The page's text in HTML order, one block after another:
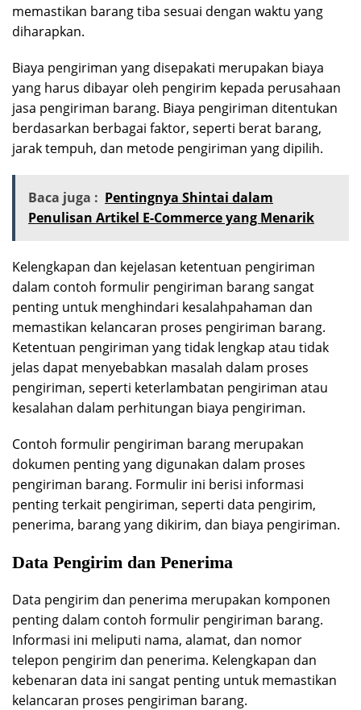
memastikan barang tiba sesuai dengan waktu yang
diharapkan.
Biaya pengiriman yang disepakati merupakan biaya
yang harus dibayar oleh pengirim kepada perusahaan
jasa pengiriman barang. Biaya pengiriman ditentukan
berdasarkan berbagai faktor, seperti berat barang,
jarak tempuh, dan metode pengiriman yang dipilih.
Baca juga : Pentingnya Shintai dalam
Penulisan Artikel E-Commerce yang Menarik
Kelengkapan dan kejelasan ketentuan pengiriman
dalam contoh formulir pengiriman barang sangat
penting untuk menghindari kesalahpahaman dan
memastikan kelancaran proses pengiriman barang.
Ketentuan pengiriman yang tidak lengkap atau tidak
jelas dapat menyebabkan masalah dalam proses
pengiriman, seperti keterlambatan pengiriman atau
kesalahan dalam perhitungan biaya pengiriman.
Contoh formulir pengiriman barang merupakan
dokumen penting yang digunakan dalam proses
pengiriman barang. Formulir ini berisi informasi
penting terkait pengiriman, seperti data pengirim,
penerima, barang yang dikirim, dan biaya pengiriman.
Data Pengirim dan Penerima
Data pengirim dan penerima merupakan komponen
penting dalam contoh formulir pengiriman barang.
Informasi ini meliputi nama, alamat, dan nomor
telepon pengirim dan penerima. Kelengkapan dan
kebenaran data ini sangat penting untuk memastikan
kelancaran proses pengiriman barang.